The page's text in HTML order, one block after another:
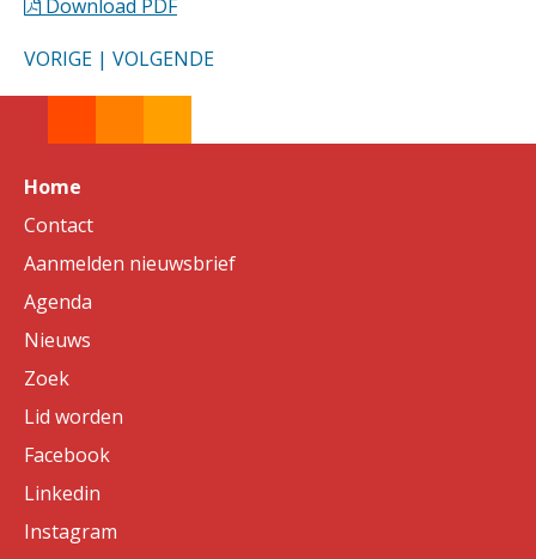
Download PDF
VORIGE | VOLGENDE
Home
Contact
Aanmelden nieuwsbrief
Agenda
Nieuws
Zoek
Lid worden
Facebook
Linkedin
Instagram